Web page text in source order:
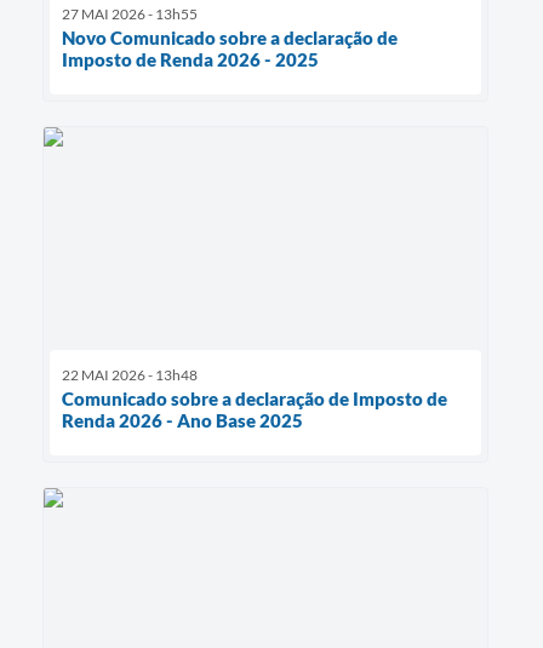
27 MAI 2026 - 13h55
Novo Comunicado sobre a declaração de
Imposto de Renda 2026 - 2025
22 MAI 2026 - 13h48
Comunicado sobre a declaração de Imposto de
Renda 2026 - Ano Base 2025